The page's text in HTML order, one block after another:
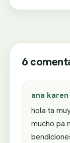
6
ana
hola ta
mucho pa